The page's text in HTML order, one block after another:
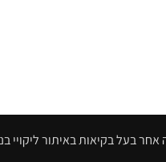
בעל בקיאות באיתור ליקויי